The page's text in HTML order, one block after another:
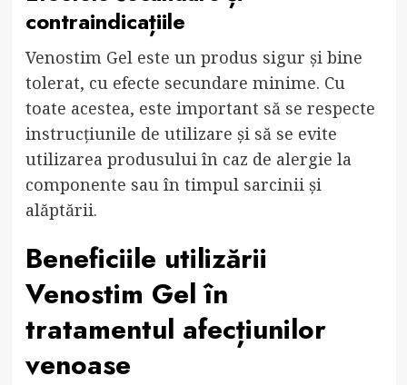
contraindicațiile
Venostim Gel este un produs sigur și bine
tolerat, cu efecte secundare minime. Cu
toate acestea, este important să se respecte
instrucțiunile de utilizare și să se evite
utilizarea produsului în caz de alergie la
componente sau în timpul sarcinii și
alăptării.
Beneficiile utilizării
Venostim Gel în
tratamentul afecțiunilor
venoase